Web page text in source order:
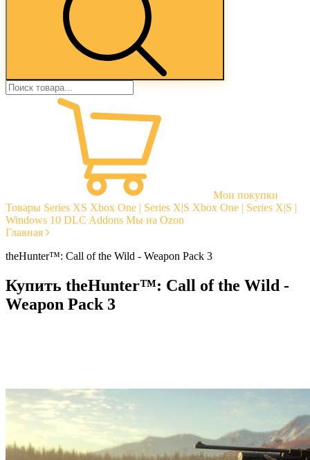
Мои покупки
Товары Series XS Xbox One | Series X|S Xbox One | Series X|S |
Windows 10 DLC Addons Мы на Ozon
Главная
theHunter™: Call of the Wild - Weapon Pack 3
Купить theHunter™: Call of the Wild -
Weapon Pack 3